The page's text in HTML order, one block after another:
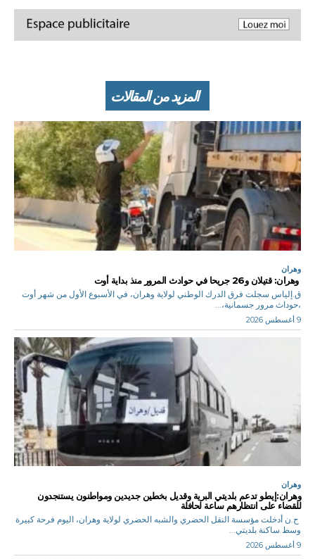
المزيد من المقالات
وهران
وهران: قتيلان و26 جريحا في حوادث المرور منذ بداية أوت
ق.إلياس سجلت فرق الدرك الوطني لولاية وهران، في الأسبوع الأول من شهر أوت
،حوداث مرور جسمانية،...
9 أغسطس 2026
وهران
وهران:إيطو تدعم بلديتي البرية وقديل بخطين جديدين ومواطنون يستنجدون
للقضاء على انتظارهم ساعة لحافلة
ح.ن أدخلت مؤسسة النقل الحضري والشبه الحضري لولاية وهران، اليوم فرحة كبيرة
وسط ساكنة بلديتي...
9 أغسطس 2026